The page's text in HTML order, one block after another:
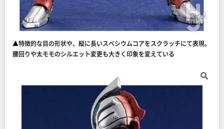
▲特徴的な目の形状や、縦に長いスペシウムコアをスクラッチにて表現。
腰回りや太モモのシルエット変更も大きく印象を変えている